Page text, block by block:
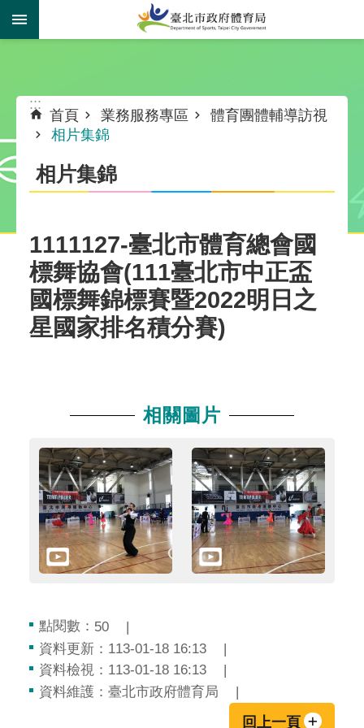
跳到主要內容區塊
:::
首頁 業務服務專區
體育團體輔導訪視
相片集錦
相片集錦
1111127-臺北市體育總會國
標舞協會(111臺北市中正盃
國標舞錦標賽暨2022明日之
星國家排名積分賽)
相關圖片
點閱數： 50
資料更新：113-01-18 16:13
資料檢視：113-01-18 16:13
資料維護：臺北市政府體育局
回上一頁